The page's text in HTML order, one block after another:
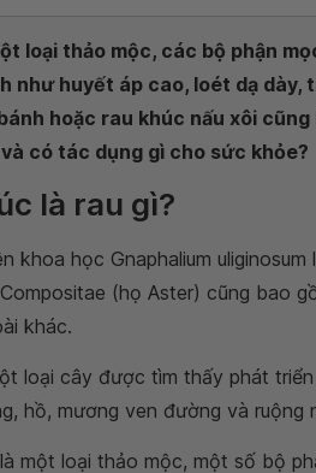
loại thảo mộc, các bộ phận
như huyết áp cao, loét dạ dày,
hoặc rau khúc nấu xôi
có tác dụng gì cho sức khỏe?
là rau gì?
khoa học Gnaphalium
Compositae (họ Aster) cũng bao
khác.
loại cây được tìm thấy phát
hồ, mương ven đường và ruộng
là một loại thảo mộc, một số bộ